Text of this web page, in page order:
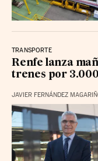
TRANSPORTE
Renfe lanza
trenes por
JAVIER FERNÁNDEZ